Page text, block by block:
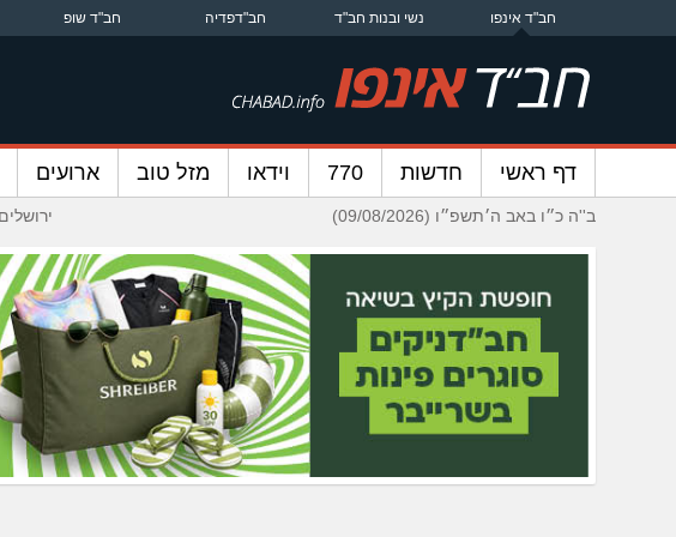
חב"ד אינפו נשי ובנות חב"ד חב"דפדיה חב"ד שופ
דף ראשי חדשות 770 וידאו מזל טוב ארועים
ב''ה כ״ו באב ה׳תשפ״ו (09/08/2026)